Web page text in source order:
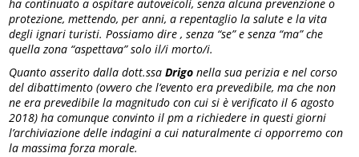
ha continuato a ospitare autoveicoli, senza alcuna prevenzione o
protezione, mettendo, per anni, a repentaglio la salute e la vita
degli ignari turisti. Possiamo dire , senza “se” e senza “ma” che
quella zona “aspettava” solo il/i morto/i.
Quanto asserito dalla dott.ssaDrigo nella sua perizia e nel corso
del dibattimento (ovvero che l’evento era prevedibile, ma che non
ne era prevedibile la magnitudo con cui si è verificato il 6 agosto
2018) ha comunque convinto il pm a richiedere in questi giorni
l’archiviazione delle indagini a cui naturalmente ci opporremo con
la massima forza morale.